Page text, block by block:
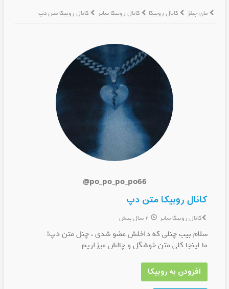
مای چنلز کانال روبیکا کانال روبیکا سایر کانال روبیکا متن دپ
@po_po_po_po66
کانال روبیکا متن دپ
کانال روبیکا سایر
سلام بیب چنلی که داخلش عضو شدی ، چنل متن دپ!
ما اینجا کلی متن خوشگل و چالش میزاریم
افزودن به روبیکا